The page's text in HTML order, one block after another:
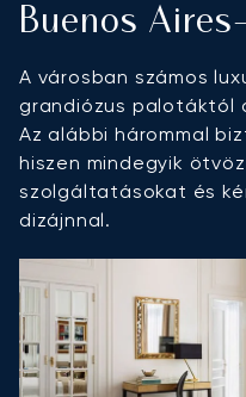
Buenos
A városban számos
grandiózus palotáktól
Az alábbi hárommal
hiszen mindegyik
szolgáltatásokat és
dizájnnal.